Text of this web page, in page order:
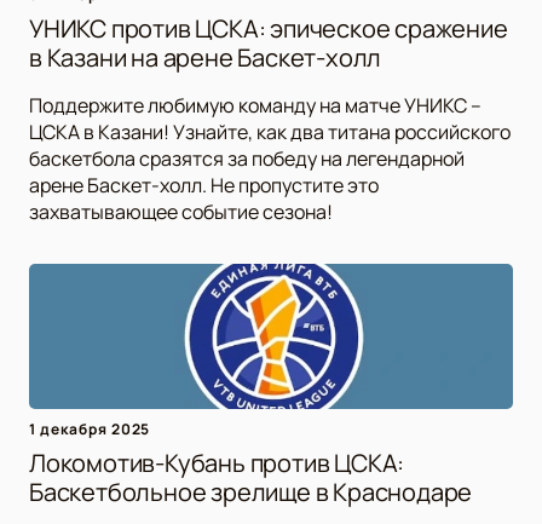
УНИКС против ЦСКА: эпическое сражение
в Казани на арене Баскет-холл
Поддержите любимую команду на матче УНИКС –
ЦСКА в Казани! Узнайте, как два титана российского
баскетбола сразятся за победу на легендарной
арене Баскет-холл. Не пропустите это
захватывающее событие сезона!
1 декабря 2025
Локомотив-Кубань против ЦСКА:
Баскетбольное зрелище в Краснодаре